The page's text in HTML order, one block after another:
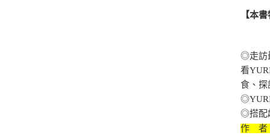
【本
◎走訪
看
食、探
◎YURI
◎搭配
作